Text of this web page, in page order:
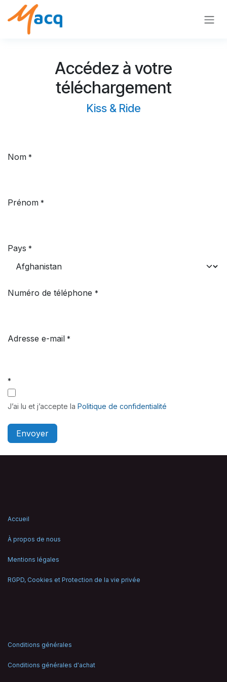
Se rendre au contenu
Accédez à votre
téléchargement
Kiss & Ride
Nom *
Prénom *
Pays *
Numéro de téléphone *
Adresse e-mail *
*
J’ai lu et j’accepte la Politique de confidentialité
Envoyer
Accueil
À propos de nous
Mentions légales
RGPD, Cookies et Protection de la vie privée
Conditions générales
Conditions générales d'achat